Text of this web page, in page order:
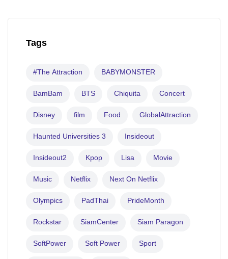
Tags
#The Attraction BABYMONSTER
BamBam BTS Chiquita Concert
Disney film Food GlobalAttraction
Haunted Universities 3 Insideout
Insideout2 Kpop Lisa Movie
Music Netflix Next On Netflix
Olympics PadThai PrideMonth
Rockstar SiamCenter Siam Paragon
SoftPower Soft Power Sport